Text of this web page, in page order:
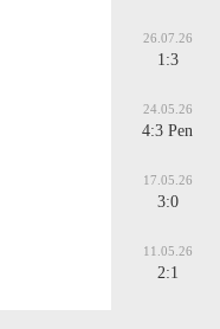
26.07.26
1:3
24.05.26
4:3 Pen
17.05.26
3:0
11.05.26
2:1